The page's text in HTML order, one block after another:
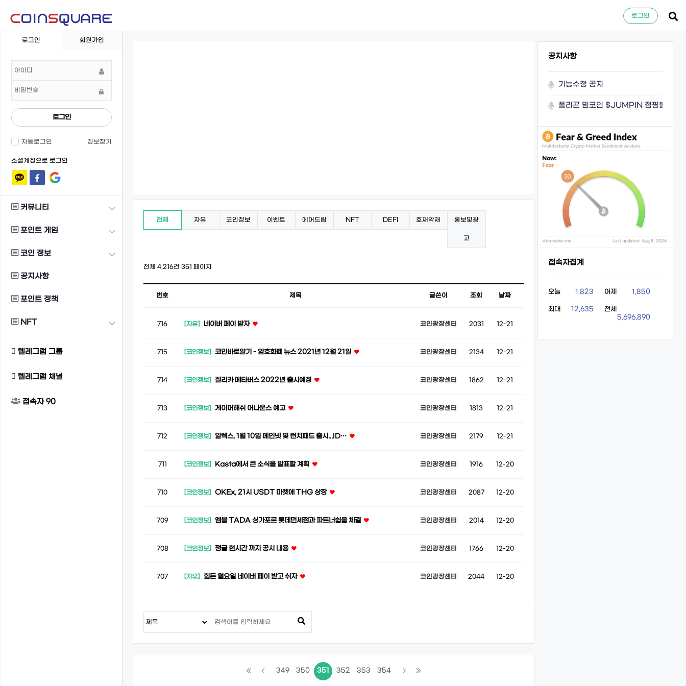
로그인
로그인 회원가입
로그인
자동로그인 정보찾기
소셜계정으로 로그인
커뮤니티
포인트 게임
코인 정보
공지사항
포인트 정책
NFT
텔레그램 그룹
텔레그램 채널
접속자90
전체 자유 코인정보 이벤트 에어드랍 NFT DEFI 호재악재 홍보및광
고
전체 4,216건 351 페이지
번호 제목 글쓴이 조회 날짜
716 [자유] 네이버 페이 받자 코인광장센터 2031 12-21
715 [코인정보] 코인바로알기 - 암호화폐 뉴스 2021년 12월 21일 코인광장센터 2134 12-21
714 [코인정보] 질리카 메타버스 2022년 출시예정 코인광장센터 1862 12-21
713 [코인정보] 게이머해쉬 어나운스 예고 코인광장센터 1813 12-21
712 [코인정보] 알렉스, 1월 10일 메인넷 및 런치패드 출시...ID… 코인광장센터 2179 12-21
711 [코인정보] Kasta에서 큰 소식을 발표할 계획 코인광장센터 1916 12-20
710 [코인정보] OKEx, 21시 USDT 마켓에 THG 상장 코인광장센터 2087 12-20
709 [코인정보] 엠블 TADA 싱가포르 롯데먼세점과 파트너쉽을 체결 코인광장센터 2014 12-20
708 [코인정보] 쟁글 현시간 까지 공시 내용 코인광장센터 1766 12-20
707 [자유] 힘든 월요일 네이버 페이 받고 쉬자 코인광장센터 2044 12-20
349 350 351 352 353 354
공지사항
기능수정 공지
폴리곤 밈코인 $JUMPIN 점핑볼이 쏜
접속자집계
오늘 1,823 어제 1,850
최대 12,635
전체
5,696,890